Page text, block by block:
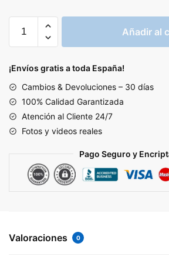
MAX
'DESERT
cantidad
Añadir al
¡Envíos gratis a toda España!
Cambios & Devoluciones – 30 días
100% Calidad Garantizada
Atención al Cliente 24/7
Fotos y videos reales
Pago Seguro y
Valoraciones 0